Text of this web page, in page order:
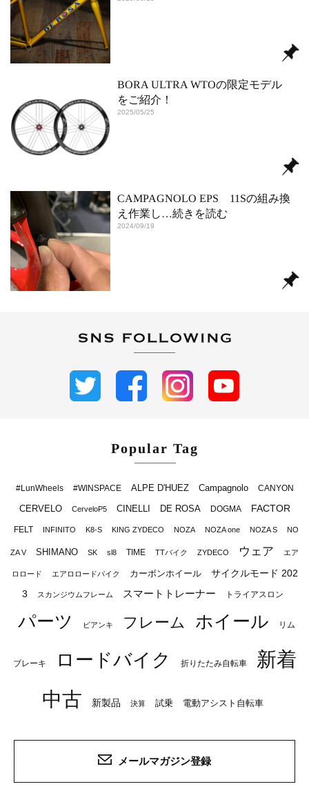
BORA ULTRA WTOの限定モデル
をご紹介！
2025/05/25
CAMPAGNOLO EPS 11Sの組み換
え作業し …続きを読む
2024/09/19
Popular Tag
#LunWheels #WINSPACE ALPE D'HUEZ Campagnolo CANYON
CERVELO CerveloP5 CINELLI DE ROSA DOGMA FACTOR
FELT INFINITO K8-S KING ZYDECO NOZA NOZA one NOZA S NO
ZA V SHIMANO SK sl8 TIME TTバイク ZYDECO ウェア エア
ロロード エアロロードバイク カーボンホイール
サイクルモード 202
3
スカンジウムフレーム スマートトレーナー トライアスロン
パーツ ビアンキ フレーム ホイール リム
ブレーキ ロードバイク 折りたたみ自転車
新着
中古
新製品 決算 試乗 電動アシスト自転車
メールマガジン登録